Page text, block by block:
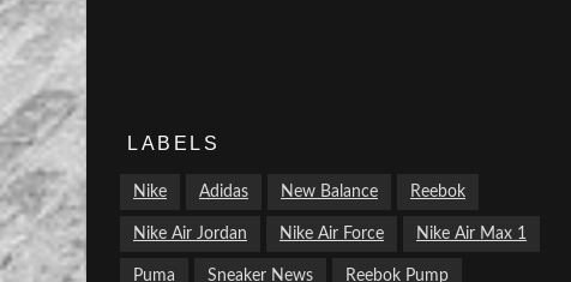
LABELS
Nike Adidas New Balance Reebok
Nike Air Jordan Nike Air Force Nike Air Max 1
Puma Sneaker News Reebok Pump